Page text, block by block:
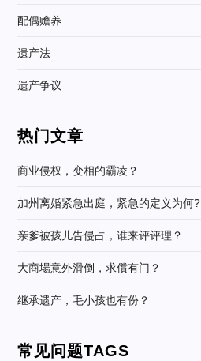
配偶赡养
遗产法
遗产争议
热门文章
商业侵权，变相的霸凌？
加州离婚紧急出庭，紧急的定义为何?
亲爹被孩儿告侵占，谁来评评理？
大商場意外滑倒，求償有门？
继承遗产，毛小孩也有份？
常见问题TAGS